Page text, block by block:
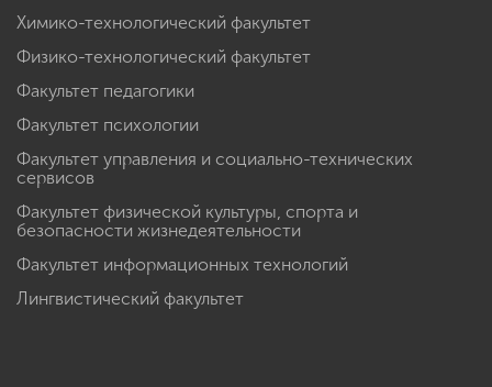
Химико-технологический факультет
Физико-технологический факультет
Факультет педагогики
Факультет психологии
Факультет управления и социально-технических
сервисов
Факультет физической культуры, спорта и
безопасности жизнедеятельности
Факультет информационных технологий
Лингвистический факультет